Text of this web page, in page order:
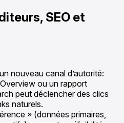
SEO et
nouveau canal d’autorité:
ou un rapport
peut déclencher des clics
naturels.
» (données primaires,